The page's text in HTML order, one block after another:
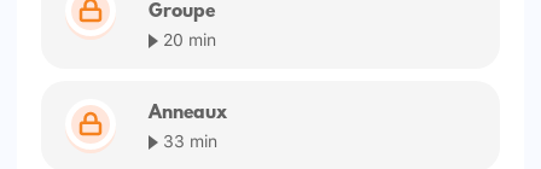
Groupe
20 min
Anneaux
33 min